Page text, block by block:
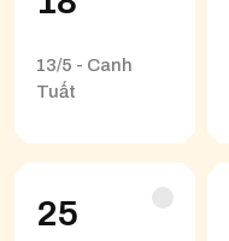
13/5 - Canh
Tuất
25